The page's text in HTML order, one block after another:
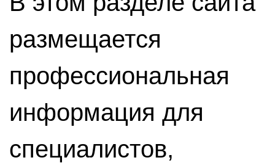
размещается
профессиональная
информация для
специалистов,